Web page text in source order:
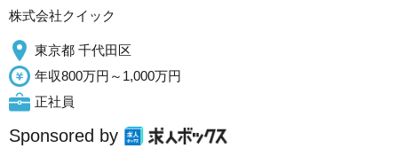
株式会社クイック
東京都 千代田区
年収800万円～1,000万円
正社員
Sponsored by